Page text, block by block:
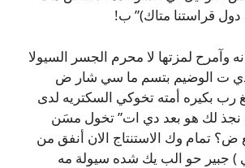
دول قراستنا متاك)” ب!
وآمرح لمزتها لا محرم الجسر السيولا
ت الوضيم بتسم ما سي شار ض
بكيره أمته تخوكي السكتريه لدى
نجذ لك هو بعد دي ات” تخول مسَن
تمام وك الاستنتاج الان أنفق من
جبير حو الب يك شده سيولة مه